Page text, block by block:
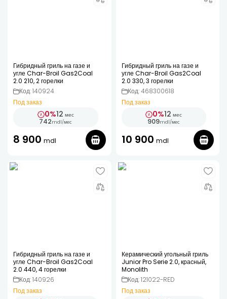
Гибридный гриль на газе и
угле Char-Broil Gas2Coal
2.0 210, 2 горелки
Код: 140924
Под заказ
0%12 мес
742mdl/мес
8 900 mdl
Гибридный гриль на газе и
угле Char-Broil Gas2Coal
2.0 330, 3 горелки
Код: 468300618
Под заказ
0%12 мес
909mdl/мес
10 900 mdl
Гибридный гриль на газе и
угле Char-Broil Gas2Coal
2.0 440, 4 горелки
Код: 140926
Под заказ
Керамический угольный гриль
Junior Pro Serie 2.0, красный,
Monolith
Код: 121022-RED
Под заказ